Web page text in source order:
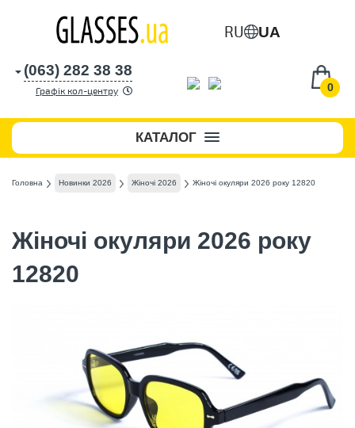
RU UA
0
(063) 282 38 38
Графік кол-центру
КАТАЛОГ
Головна Новинки 2026 Жіночі 2026 Жіночі окуляри 2026 року 12820
Жіночі окуляри 2026 року
12820